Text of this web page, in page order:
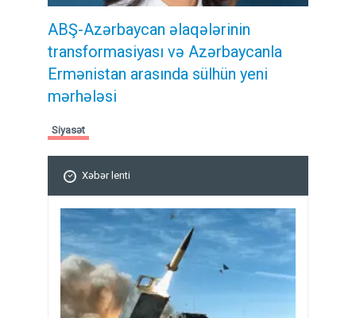
ABŞ-Azərbaycan əlaqələrinin
transformasiyası və Azərbaycanla
Ermənistan arasında sülhün yeni
mərhələsi
Siyasət
Xəbər lenti